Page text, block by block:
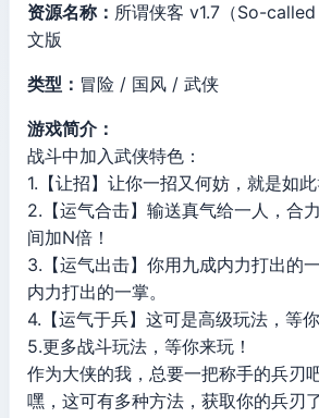
资源名称： 所谓侠客 v1.7（So-
文版
类型： 冒险 / 国风 / 武侠
游戏简介：
战斗中加入武侠特色：
1.【让招】让你一招又何妨，就是如此
2.【运气合击】输送真气给一人，合
间加N倍！
3.【运气出击】你用九成内力打出的
内力打出的一掌。
4.【运气于兵】这可是高级玩法，等你
5.更多战斗玩法，等你来玩！
作为大侠的我，总要一把称手的兵刃
嘿，这可有多种方法，获取你的兵刃了